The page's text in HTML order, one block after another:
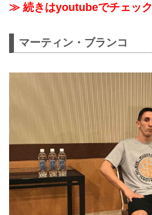
≫ 続きはyoutubeでチェック
マーティン・ブランコ